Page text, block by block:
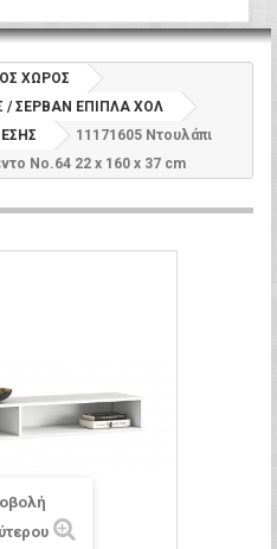
ΧΩΡΟΣ
/ ΣΕΡΒΑΝ ΕΠΙΠΛΑ ΧΟΛ
11171605 Ντουλάπι
Νο.64 22 x 160 x 37 cm